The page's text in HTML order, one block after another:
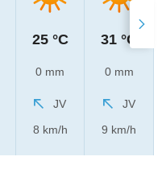
25 °C
0 mm
JV
8 km/h
31 °C
0 mm
JV
9 km/h